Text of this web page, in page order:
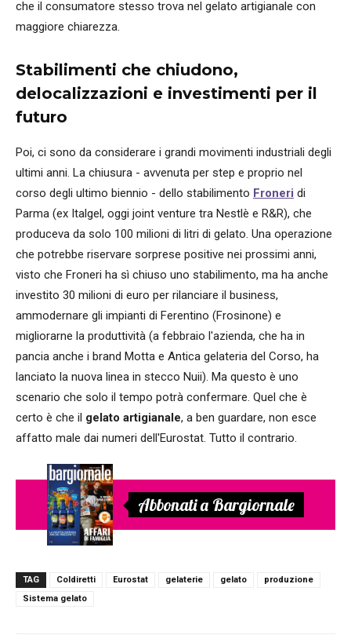
che il consumatore stesso trova nel gelato artigianale con
maggiore chiarezza.
Stabilimenti che chiudono,
delocalizzazioni e investimenti per il
futuro
Poi, ci sono da considerare i grandi movimenti industriali degli
ultimi anni. La chiusura - avvenuta per step e proprio nel
corso degli ultimo biennio - dello stabilimento Froneri di
Parma (ex Italgel, oggi joint venture tra Nestlè e R&R), che
produceva da solo 100 milioni di litri di gelato. Una operazione
che potrebbe riservare sorprese positive nei prossimi anni,
visto che Froneri ha sì chiuso uno stabilimento, ma ha anche
investito 30 milioni di euro per rilanciare il business,
ammodernare gli impianti di Ferentino (Frosinone) e
migliorarne la produttività (a febbraio l'azienda, che ha in
pancia anche i brand Motta e Antica gelateria del Corso, ha
lanciato la nuova linea in stecco Nuii). Ma questo è uno
scenario che solo il tempo potrà confermare. Quel che è
certo è che il gelato artigianale, a ben guardare, non esce
affatto male dai numeri dell'Eurostat. Tutto il contrario.
Abbonati a Bargiornale
TAG Coldiretti Eurostat gelaterie gelato
produzione
Sistema gelato